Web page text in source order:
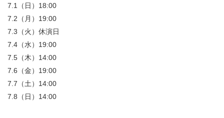
7.1（日）18:00
7.2（月）19:00
7.3（火）休演日
7.4（水）19:00
7.5（木）14:00
7.6（金）19:00
7.7（土）14:00
7.8（日）14:00